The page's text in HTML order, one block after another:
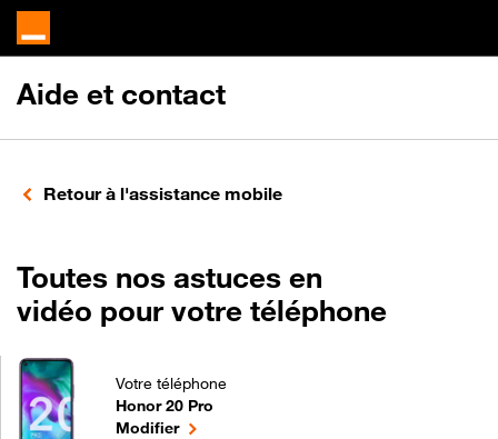
Aide et contact
Retour à l'assistance mobile
Toutes nos astuces en
vidéo pour votre téléphone
Votre téléphone
Honor 20 Pro
Toutes nos astuces en vidéo pour votre téléphone
Modifierle téléphone sélectionné